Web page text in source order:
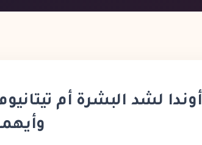
أوندا لشد البشرة أم